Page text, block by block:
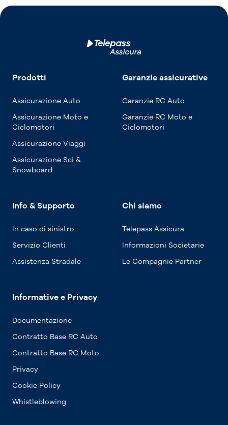
Prodotti
Assicurazione Auto
Assicurazione Moto e
Ciclomotori
Assicurazione Viaggi
Assicurazione Sci &
Snowboard
Garanzie assicurative
Garanzie RC Auto
Garanzie RC Moto e
Ciclomotori
Info & Supporto
In caso di sinistro
Servizio Clienti
Assistenza Stradale
Chi siamo
Telepass Assicura
Informazioni Societarie
Le Compagnie Partner
Informative e Privacy
Documentazione
Contratto Base RC Auto
Contratto Base RC Moto
Privacy
Cookie Policy
Whistleblowing